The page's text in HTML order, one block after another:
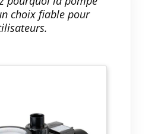
choix fiable pour